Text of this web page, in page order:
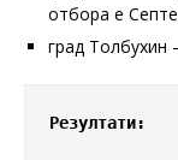
отбора е
град Толбухин